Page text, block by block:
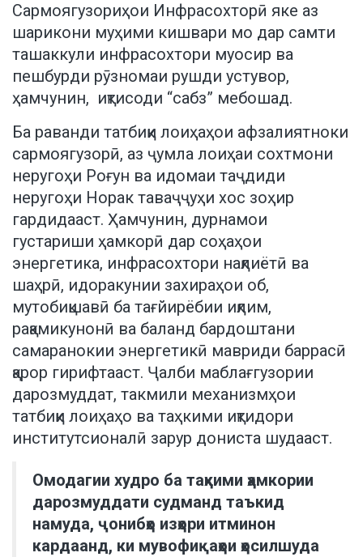
Сармоягузориҳои Инфрасохторӣ яке аз
шарикони муҳими кишвари мо дар самти
ташаккули инфрасохтори муосир ва
пешбурди рӯзномаи рушди устувор,
ҳамчунин, иқтисоди “сабз” мебошад.
Ба раванди татбиқи лоиҳаҳои афзалиятноки
сармоягузорӣ, аз ҷумла лоиҳаи сохтмони
неругоҳи Роғун ва идомаи таҷдиди
неругоҳи Норак таваҷҷуҳи хос зоҳир
гардидааст. Ҳамчунин, дурнамои
густариши ҳамкорӣ дар соҳаҳои
энергетика, инфрасохтори нақлиётӣ ва
шаҳрӣ, идоракунии захираҳои об,
мутобиқшавӣ ба тағйирёбии иқлим,
рақамикунонӣ ва баланд бардоштани
самаранокии энергетикӣ мавриди баррасӣ
қарор гирифтааст. Ҷалби маблағгузории
дарозмуддат, такмили механизмҳои
татбиқи лоиҳаҳо ва таҳкими иқтидори
институтсионалӣ зарур дониста шудааст.
Омодагии худро ба таҳкими ҳамкории
дарозмуддати судманд таъкид
намуда, ҷонибҳо изҳори итминон
кардаанд, ки мувофиқаҳои ҳосилшуда